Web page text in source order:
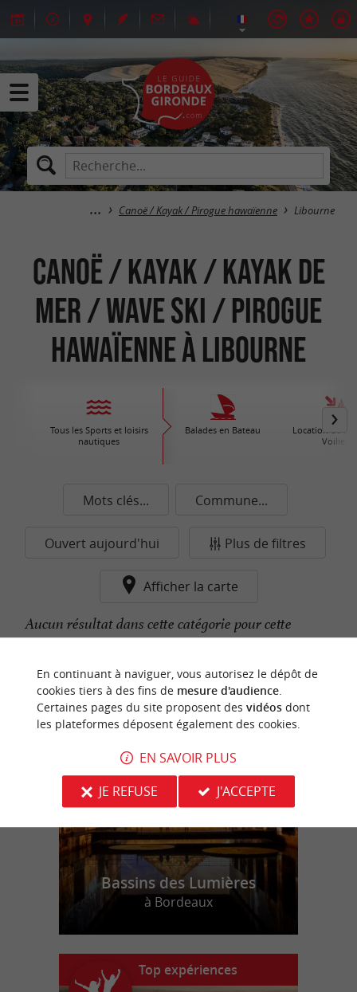
Canoë / Kayak / Pirogue hawaïenne Libourne
Canoë / Kayak / Kayak de
mer / Wave Ski / Pirogue
hawaïenne à Libourne
Tous les Sports et loisirs
nautiques
Balades en Bateau
Location de
Voiliers
Mots clés... Commune...
Ouvert aujourd'hui Plus de filtres
Afficher la carte
Aucun résultat dans cette catégorie pour cette
n
o
t
r
e
c
o
u
p
d
e
c
o
e
u
r
Bassins des Lumières
à Bordeaux
Top expériences
En continuant à naviguer, vous autorisez le dépôt de
cookies tiers à des fins de mesure d'audience.
Certaines pages du site proposent des vidéosdont
les plateformes déposent également des cookies.
EN SAVOIR PLUS
JE REFUSE
J'ACCEPTE